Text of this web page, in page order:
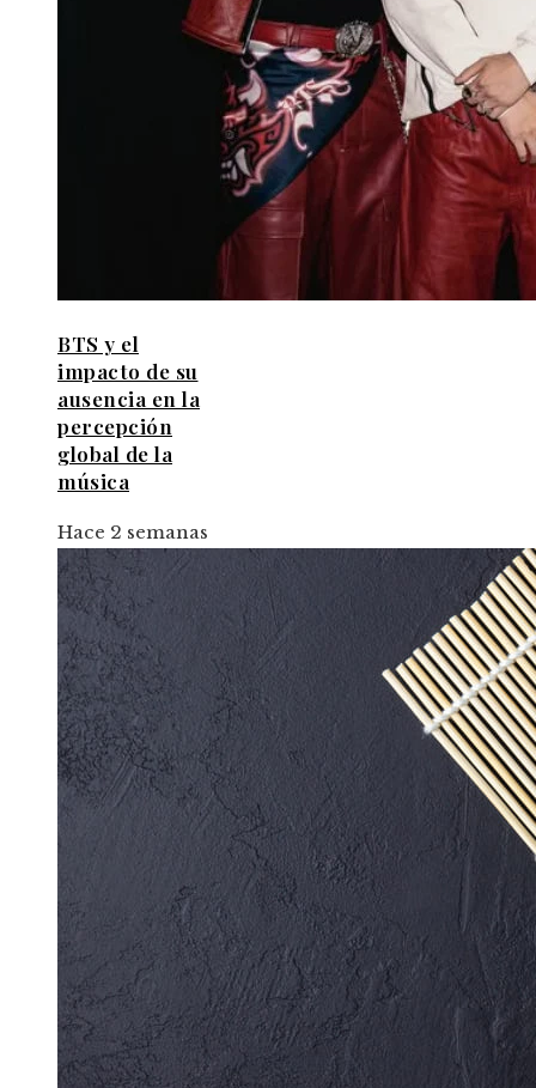
BTS y el
impacto de su
ausencia en la
percepción
global de la
música
Hace 2 semanas